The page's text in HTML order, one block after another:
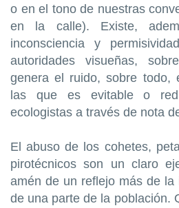
o en el tono de nuestras
en la calle). Existe,
inconsciencia y
autoridades visueñas,
genera el ruido, sobre todo,
las que es evitable o
ecologistas a través de nota
El abuso de los cohetes,
pirotécnicos son un claro
amén de un reflejo más de la
de una parte de la población.